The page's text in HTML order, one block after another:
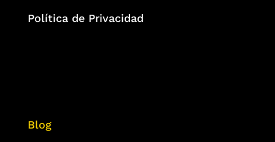
Política de Privacidad
Blog